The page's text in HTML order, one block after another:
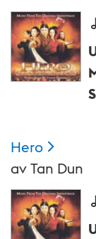
Hero
avTan Dun